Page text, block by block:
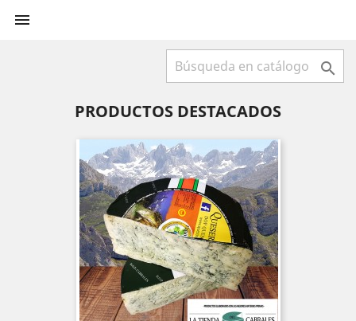


PRODUCTOS DESTACADOS